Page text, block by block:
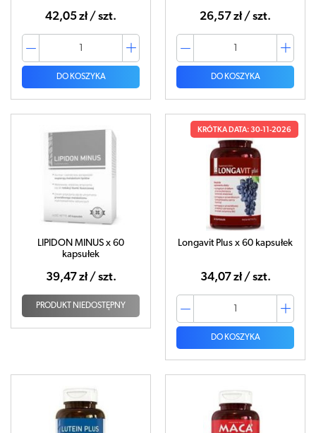
42,05 zł / szt.
DO KOSZYKA
26,57 zł / szt.
DO KOSZYKA
LIPIDON MINUS x 60
kapsułek
39,47 zł / szt.
PRODUKT NIEDOSTĘPNY
KRÓTKA DATA: 30-11-2026
Longavit Plus x 60 kapsułek
34,07 zł / szt.
DO KOSZYKA